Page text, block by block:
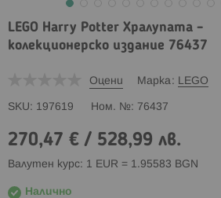
LEGO Harry Potter Хралупата –
колекционерско издание 76437
Оцени Марка LEGO
SKU 197619 Ном. № 76437
270,47 € / 528,99 лв.
Валутен курс: 1 EUR = 1.95583 BGN
Налично